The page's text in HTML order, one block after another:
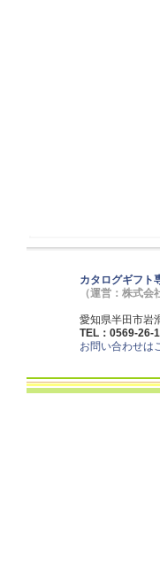
カタログギフ
（運営：株式
愛知県半田市岩
TEL：0569-26-
お問い合わせは